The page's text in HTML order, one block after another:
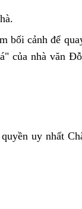
bối cảnh để
của nhà văn
uy nhất